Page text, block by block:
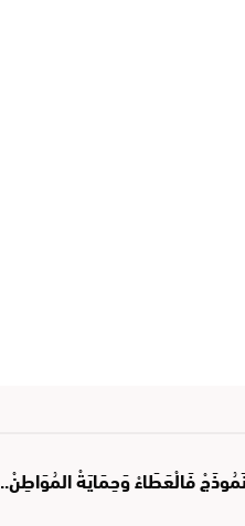
فَالْعَطَاءْ وَحِمَايَةْ المُوَاطِنْ..